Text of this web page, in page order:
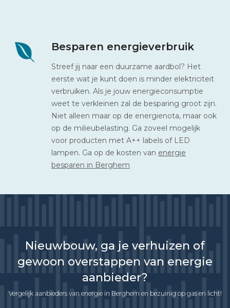
Besparen energieverbruik
Streef jij naar een duurzame aardbol? Het
eerste wat je kunt doen is minder elektriciteit
verbruiken. Als je jouw energieconsumptie
weet te verkleinen zal de besparing groot zijn.
Niet alleen maar op de energienota, maar ook
op de milieubelasting. Ga zoveel mogelijk
voor producten met A++ labels of LED
lampen. Ga op de kosten van energie
besparen in Berghem
Nieuwbouw, ga je verhuizen of
gewoon overstappen van energie
aanbieder?
Vergelijk aanbieders van energie in Berghem en bezuinig op gas en licht!